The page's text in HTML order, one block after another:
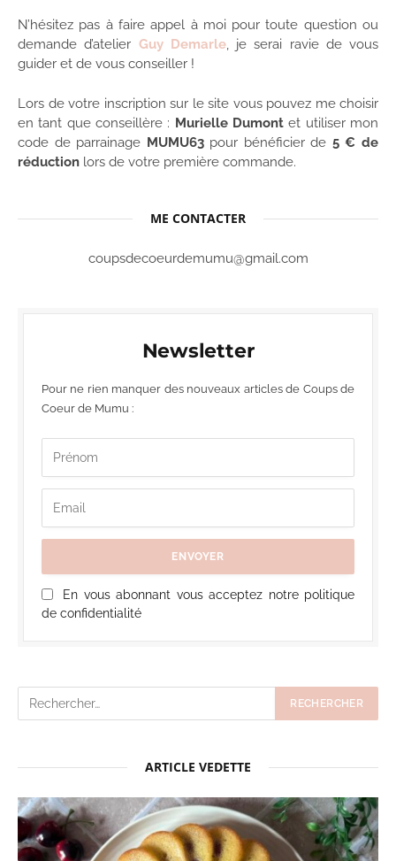
N’hésitez pas à faire appel à moi pour toute question ou
demande d’atelier Guy Demarle, je serai ravie de vous
guider et de vous conseiller !
Lors de votre inscription sur le site vous pouvez me choisir
en tant que conseillère : Murielle Dumont et utiliser mon
code de parrainage MUMU63pour bénéficier de 5 € de
réduction lors de votre première commande.
ME CONTACTER
coupsdecoeurdemumu@gmail.com
Newsletter
Pour ne rien manquer des nouveaux articles de Coups de
Coeur de Mumu :
En vous abonnant vous acceptez notre politique
de confidentialité
ARTICLE VEDETTE